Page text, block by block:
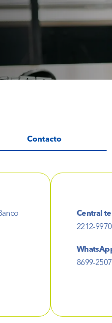
Contacto
Central
2212-9970
8699-2507